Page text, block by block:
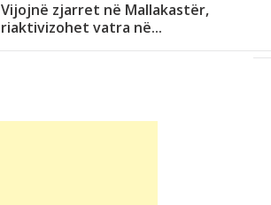
Vijojnë zjarret në Mallakastër,
riaktivizohet vatra në...